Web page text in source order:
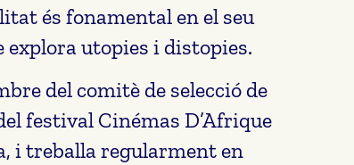
és fonamental en el seu
explora utopies i distopies.
del comitè de selecció de
festival Cinémas D’Afrique
i treballa regularment en